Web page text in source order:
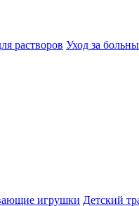
растворов Уход за
игрушки Детский